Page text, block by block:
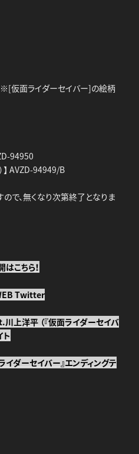
仮面ライダーセイバー]の絵柄
94950
】 AVZD-94949/B
で、無くなり次第終了となりま
こちら！
Twitter
上洋平 （『仮面ライダーセイバ
ト
イダーセイバー』エンディングテ